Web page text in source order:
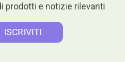
prodotti e notizie rilevanti